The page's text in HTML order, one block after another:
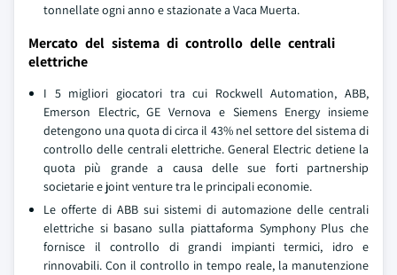
tonnellate ogni anno e stazionate a Vaca Muerta.
Mercato del sistema di controllo delle centrali
elettriche
I 5 migliori giocatori tra cui Rockwell Automation, ABB,
Emerson Electric, GE Vernova e Siemens Energy insieme
detengono una quota di circa il 43% nel settore del sistema di
controllo delle centrali elettriche. General Electric detiene la
quota più grande a causa delle sue forti partnership
societarie e joint venture tra le principali economie.
Le offerte di ABB sui sistemi di automazione delle centrali
elettriche si basano sulla piattaforma Symphony Plus che
fornisce il controllo di grandi impianti termici, idro e
rinnovabili. Con il controllo in tempo reale, la manutenzione